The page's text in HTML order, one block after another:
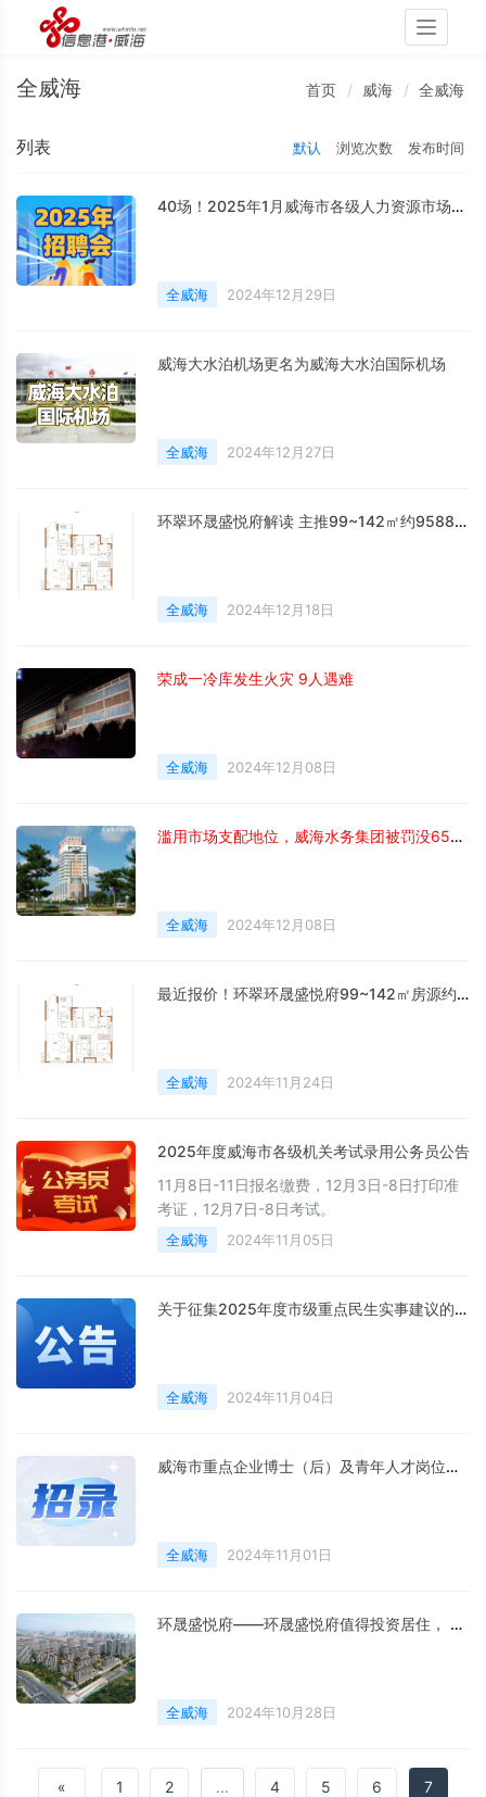
Toggle
全威海 首页 威海 全威海
列表 默认 浏览次数 发布时间
40场！2025年1月威海市各级人力资源市场招聘活动计划公布
全威海 2024年12月29日
威海大水泊机场更名为威海大水泊国际机场
全威海 2024年12月27日
环翠环晟盛悦府解读 主推99~142㎡约9588元/㎡起
全威海 2024年12月18日
荣成一冷库发生火灾 9人遇难
全威海 2024年12月08日
滥用市场支配地位，威海水务集团被罚没6500余万元
全威海 2024年12月08日
最近报价！环翠环晟盛悦府99~142㎡房源约9588元/㎡起
全威海 2024年11月24日
2025年度威海市各级机关考试录用公务员公告
11月8日-11日报名缴费，12月3日-8日打印准
考证，12月7日-8日考试。
全威海 2024年11月05日
关于征集2025年度市级重点民生实事建议的公告
全威海 2024年11月04日
威海市重点企业博士（后）及青年人才岗位等你来！
全威海 2024年11月01日
环晟盛悦府——环晟盛悦府值得投资居住， 环晟盛悦府值得投资居住丨楼盘测评
全威海 2024年10月28日
« 1 2 ... 4 5 6 7